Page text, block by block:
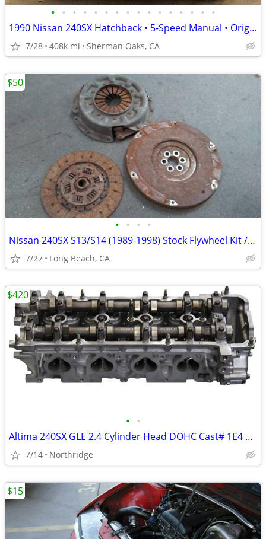
• • • • • • • • • • • • • • • •
1990 Nissan 240SX Hatchback • 5-Speed Manual • Original Owner • Docume
7/28 408k mi Sherman Oaks, CA
• • • •
Nissan 240SX S13/S14 (1989-1998) Stock Flywheel Kit / Bumper
7/27 Long Beach, CA
$50
• •
Altima 240SX GLE 2.4 Cylinder Head DOHC Cast# 1E4 1991-1999
7/14 Northridge
$420
$15